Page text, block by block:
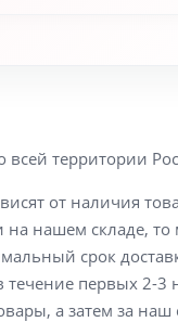
территории
от наличия
нашем складе, то
срок
течение первых 2-3
а затем за наш